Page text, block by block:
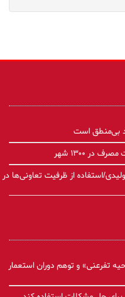
بی‌منطق است
۱۳۰۰ شهر
استفاده از ظرفیت تعاونی‌ها در
تفرعنی» و توهم دوران استعمار